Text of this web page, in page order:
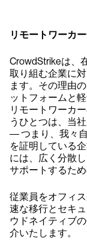
リモートワーカ
CrowdStrikeは、
取り組む企業に
ます。その理由
ットフォームと
リモートワーカ
うひとつは、当
― つまり、我々
を証明している
には、広く分散
サポートするた
従業員をオフィ
速な移行とセキ
ウドネイティブ
介いたします。